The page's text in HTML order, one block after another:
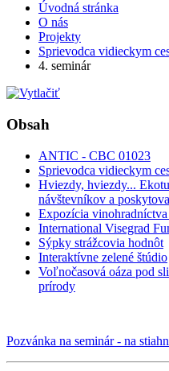
Úvodná stránka
O nás
Projekty
Sprievodca vidieckym
4. seminár
Obsah
ANTIC - CBC 01023
Sprievodca vidieckym
Hviezdy, hviezdy...
návštevníkov a
Expozícia
International Visegrad
Sýpky strážcovia hodnôt
Interaktívne zelené štúdio
Voľnočasová oáza pod
prírody
Pozvánka na seminár - na